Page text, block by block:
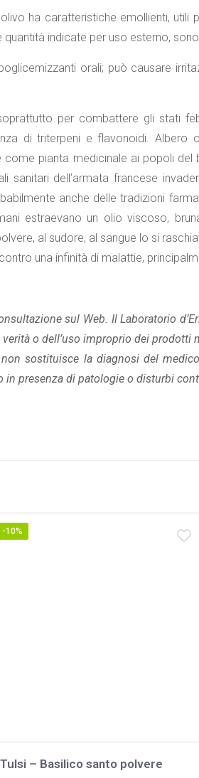
ha caratteristiche emollienti,
indicate per uso esterno,
orali; può causare
per combattere gli stati
di triterpeni e flavonoidi. Albero
pianta medicinale ai popoli
sanitari dell’armata francese
anche delle tradizioni
estraevano un olio viscoso,
al sudore, al sangue lo si
una infinità di malattie,
sul Web. Il Laboratorio
o dell’uso improprio dei prodotti
sostituisce la diagnosi del
in presenza di patologie o disturbi
-10%
Tulsi – Basilico santo polvere